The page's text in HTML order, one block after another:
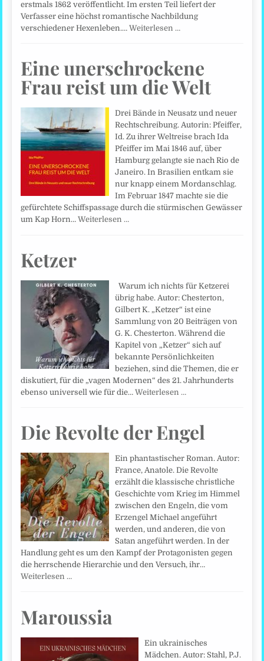
erstmals 1862 veröffentlicht. Im ersten Teil liefert der
Verfasser eine höchst romantische Nachbildung
verschiedener Hexenleben.…Weiterlesen …
Eine unerschrockene
Frau reist um die Welt
Drei Bände in Neusatz und neuer
Rechtschreibung. Autorin: Pfeiffer,
Id. Zu ihrer Weltreise brach Ida
Pfeiffer im Mai 1846 auf, über
Hamburg gelangte sie nach Rio de
Janeiro. In Brasilien entkam sie
nur knapp einem Mordanschlag.
Im Februar 1847 machte sie die
gefürchtete Schiffspassage durch die stürmischen Gewässer
um Kap Horn…Weiterlesen …
Ketzer
Warum ich nichts für Ketzerei
übrig habe. Autor: Chesterton,
Gilbert K. „Ketzer“ ist eine
Sammlung von 20 Beiträgen von
G. K. Chesterton. Während die
Kapitel von „Ketzer“ sich auf
bekannte Persönlichkeiten
beziehen, sind die Themen, die er
diskutiert, für die „vagen Modernen“ des 21. Jahrhunderts
ebenso universell wie für die…Weiterlesen …
Die Revolte der Engel
Ein phantastischer Roman. Autor:
France, Anatole. Die Revolte
erzählt die klassische christliche
Geschichte vom Krieg im Himmel
zwischen den Engeln, die vom
Erzengel Michael angeführt
werden, und anderen, die von
Satan angeführt werden. In der
Handlung geht es um den Kampf der Protagonisten gegen
die herrschende Hierarchie und den Versuch, ihr…
Weiterlesen …
Maroussia
Ein ukrainisches
Mädchen. Autor: Stahl, P.J.